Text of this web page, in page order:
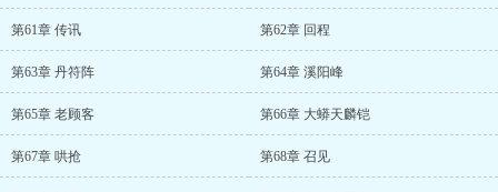
第61章 传讯 第62章 回程
第63章 丹符阵 第64章 溪阳峰
第65章 老顾客 第66章 大蟒天麟铠
第67章 哄抢 第68章 召见